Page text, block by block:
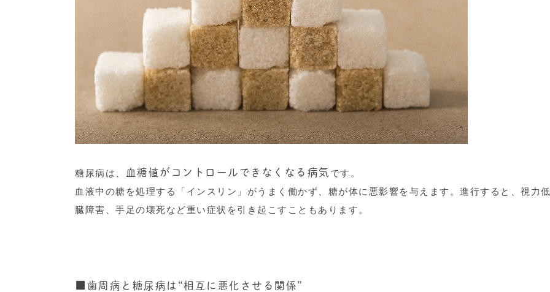
糖尿病は、 血糖値がコントロールできなくなる病気 です。
血液中の糖を処理する「インスリン」がうまく働かず、糖が体に悪影響を与えます。進行すると、視力
臓障害、手足の壊死など重い症状を引き起こすこともあります。
歯周病と糖尿病は“相互に悪化させる関係”